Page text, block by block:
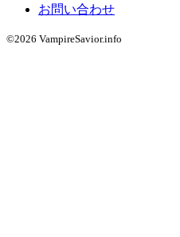
お問い合わせ
©2026 VampireSavior.info